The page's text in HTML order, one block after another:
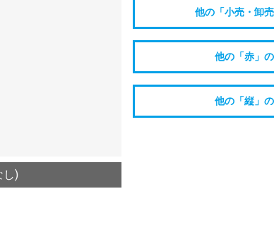
し)
他の「小売・卸
他の「赤」
他の「縦」